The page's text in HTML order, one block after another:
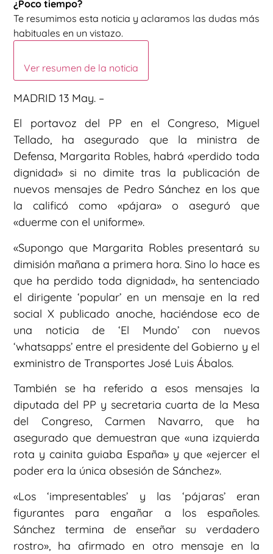
¿Poco tiempo?
Te resumimos esta noticia y aclaramos las dudas más
habituales en un vistazo.
Ver resumen de la noticia
MADRID 13 May. –
El portavoz del PP en el Congreso, Miguel
Tellado, ha asegurado que la ministra de
Defensa, Margarita Robles, habrá «perdido toda
dignidad» si no dimite tras la publicación de
nuevos mensajes de Pedro Sánchez en los que
la calificó como «pájara» o aseguró que
«duerme con el uniforme».
«Supongo que Margarita Robles presentará su
dimisión mañana a primera hora. Sino lo hace es
que ha perdido toda dignidad», ha sentenciado
el dirigente ‘popular’ en un mensaje en la red
social X publicado anoche, haciéndose eco de
una noticia de ‘El Mundo’ con nuevos
‘whatsapps’ entre el presidente del Gobierno y el
exministro de Transportes José Luis Ábalos.
También se ha referido a esos mensajes la
diputada del PP y secretaria cuarta de la Mesa
del Congreso, Carmen Navarro, que ha
asegurado que demuestran que «una izquierda
rota y cainita guiaba España» y que «ejercer el
poder era la única obsesión de Sánchez».
«Los ‘impresentables’ y las ‘pájaras’ eran
figurantes para engañar a los españoles.
Sánchez termina de enseñar su verdadero
rostro», ha afirmado en otro mensaje en la